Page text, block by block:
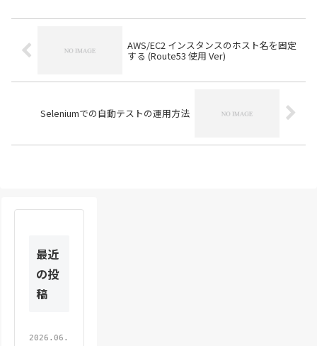
AWS/EC2 インスタンスのホスト名を固定
する (Route53 使用 Ver)
Seleniumでの自動テストの運用方法
最近
の投
稿
2026.06.